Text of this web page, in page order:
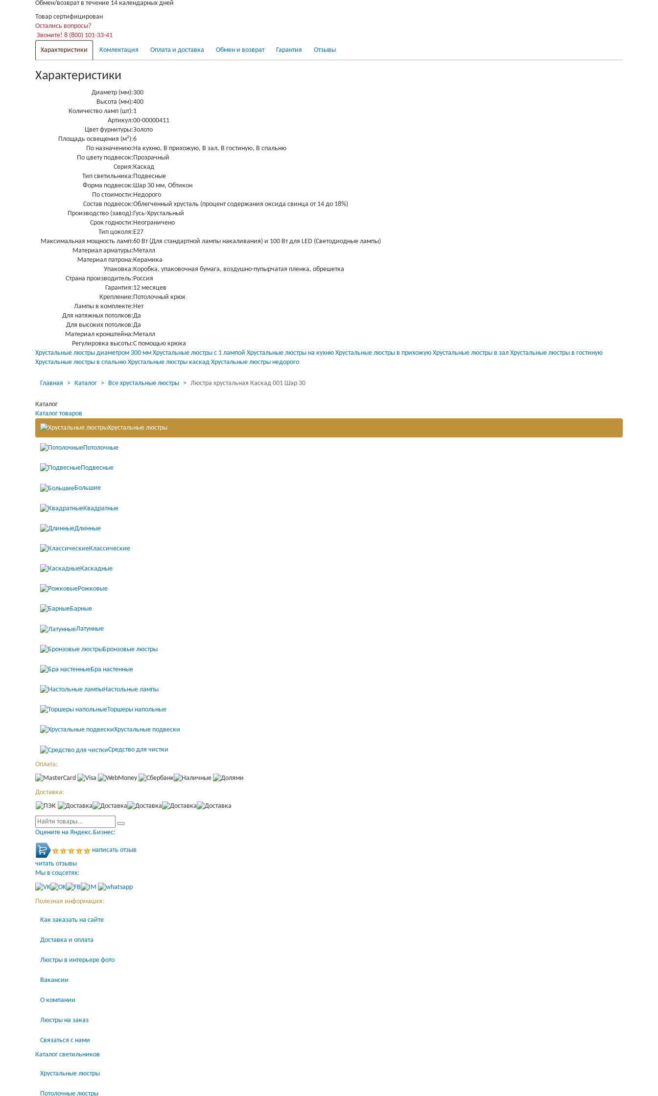
Обмен/возврат в течение 14 календарных дней
Товар сертифицирован
Остались вопросы?
Звоните! 8 (800) 101-33-41
Характеристики
Комлектация Оплата и доставка Обмен и возврат Гарантия Отзывы
Характеристики
Диаметр (мм):300
Высота (мм):400
Количество ламп (шт):1
Артикул:00-00000411
Цвет фурнитуры:Золото
Площадь освещения (м²):6
По назначению: На кухню, В прихожую, В зал, В гостиную, В спальню
По цвету подвесок: Прозрачный
Серия: Каскад
Тип светильника: Подвесные
Форма подвесок: Шар 30 мм, Обтикон
По стоимости: Недорого
Состав подвесок:Облегченный хрусталь (процент содержания оксида свинца от 14 до 18%)
Производство (завод): Гусь-Хрустальный
Срок годности: Неограничено
Тип цоколя: Е27
Максимальная мощность ламп:60 Вт (Для стандартной лампы накаливания) и 100 Вт для LED (Светодиодные лампы)
Материал арматуры: Металл
Материал патрона: Керамика
Упаковка: Коробка, упаковочная бумага, воздушно-пупырчатая пленка, обрешетка
Страна производитель: Россия
Гарантия:12 месяцев
Крепление: Потолочный крюк
Лампы в комплекте: Нет
Для натяжных потолков:Да
Для высоких потолков:Да
Материал кронштейна: Металл
Регулировка высоты:С помощью крюка
Загрузка...
Загрузка...
Хрустальные люстры диаметром 300 мм Хрустальные люстры с 1 лампой Хрустальные люстры на кухню Хрустальные люстры в прихожую Хрустальные люстры в зал Хрустальные люстры в гостиную
Хрустальные люстры в спальню Хрустальные люстры каскад Хрустальные люстры недорого
Главная
Каталог Все хрустальные люстры Люстра хрустальная Каскад 001 Шар 30
Каталог
Каталог товаров
Хрустальные люстры
Потолочные
Подвесные
Большие
Квадратные
Длинные
Классические
Каскадные
Рожковые
Барные
Латунные
Бронзовые люстры
Бра настенные
Настольные лампы
Торшеры напольные
Хрустальные подвески
Средство для чистки
Оплата:
Доставка:
Оцените на Яндекс.Бизнес:
написать отзыв
читать отзывы
Мы в соцсетях:
Полезная информация:
Как заказать на сайте
Доставка и оплата
Люстры в интерьере фото
Вакансии
О компании
Люстры на заказ
Связаться с нами
Каталог светильников
Хрустальные люстры
Потолочные люстры